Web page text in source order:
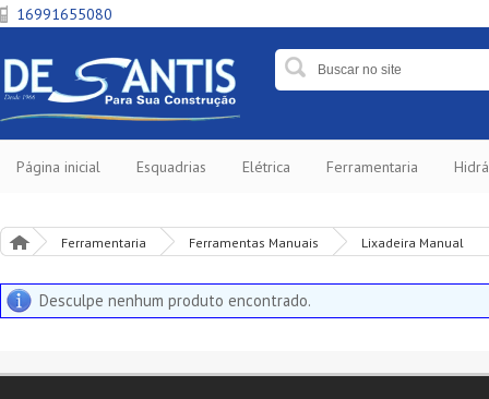
16991655080
Página inicial Esquadrias Elétrica Ferramentaria
Ferramentaria Ferramentas Manuais Lixadeira Manual
Desculpe nenhum produto encontrado.